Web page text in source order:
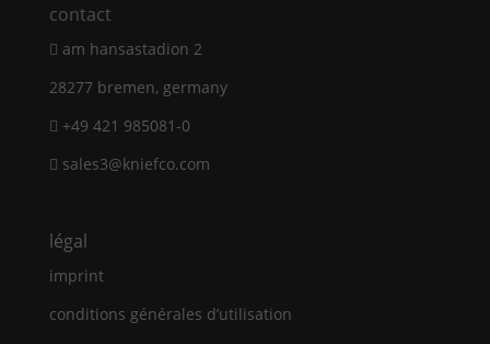
contact
am hansastadion 2
28277 bremen, germany
+49 421 985081-0
sales3@kniefco.com
légal
imprint
conditions générales d’utilisation